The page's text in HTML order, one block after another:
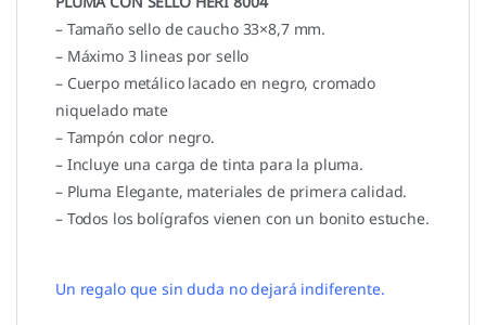
– Tamaño sello de caucho 33×8,7 mm.
– Máximo 3 lineas por sello
– Cuerpo metálico lacado en negro, cromado
niquelado mate
– Tampón color negro.
– Incluye una carga de tinta para la pluma.
– Pluma Elegante, materiales de primera calidad.
– Todos los bolígrafos vienen con un bonito estuche.
Un regalo que sin duda no dejará indiferente.